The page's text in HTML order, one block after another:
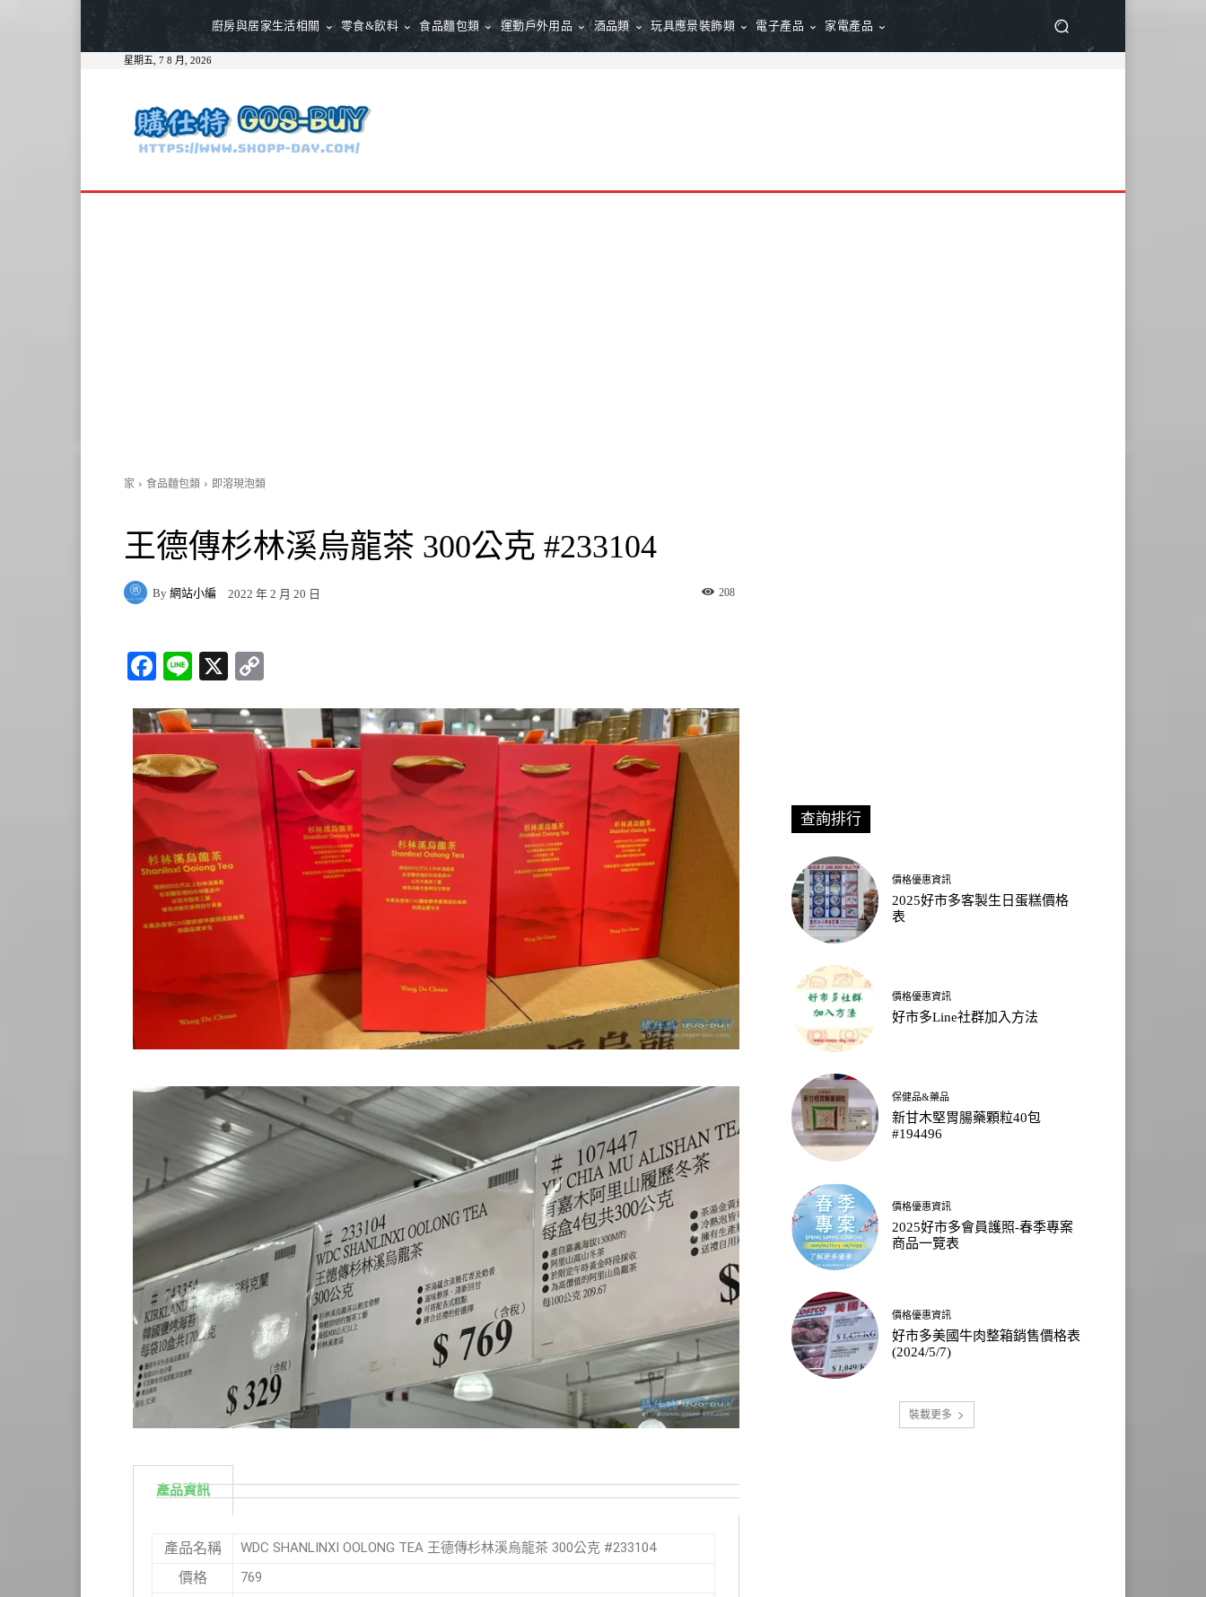
廚房與居家生活相關 零食&飲料 食品麵包類 運動戶外用品 酒品類 玩具應景裝飾類 電子產品 家電產品
星期五, 7 8 月, 2026
家 食品麵包類 即溶現泡類
王德傳杉林溪烏龍茶 300公克 #233104
By 網站小編 2022 年 2 月 20 日 208
Fa
bo
ok
Li
X
y
Li
nk
產品資訊
產品名稱 WDC SHANLINXI OOLONG TEA 王德傳杉林溪烏龍茶 300公克 #233104
價格 769
查詢排行
價格優惠資訊
2025好市多客製生日蛋糕價格
表
價格優惠資訊
好市多Line社群加入方法
保健品&藥品
新甘木堅胃腸藥顆粒40包
#194496
價格優惠資訊
2025好市多會員護照-春季專案
商品一覽表
價格優惠資訊
好市多美國牛肉整箱銷售價格表
(2024/5/7)
裝載更多